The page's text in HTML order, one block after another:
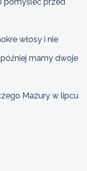
włosy i nie
mamy dwoje
Mazury w lipcu